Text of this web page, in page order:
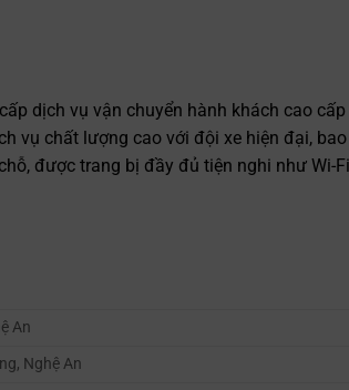
dịch vụ vận chuyển hành khách cao cấp
vụ chất lượng cao với đội xe hiện đại, bao
được trang bị đầy đủ tiện nghi như Wi-
An
Nghệ An